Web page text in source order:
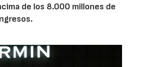
de los 8.000 millones de